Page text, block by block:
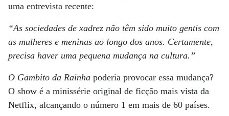
uma entrevista recente:
“As sociedades de xadrez não têm sido muito gentis com
as mulheres e meninas ao longo dos anos. Certamente,
precisa haver uma pequena mudança na cultura.”
O Gambito da Rainha poderia provocar essa mudança?
O show é a minissérie original de ficção mais vista da
Netflix, alcançando o número 1 em mais de 60 países.